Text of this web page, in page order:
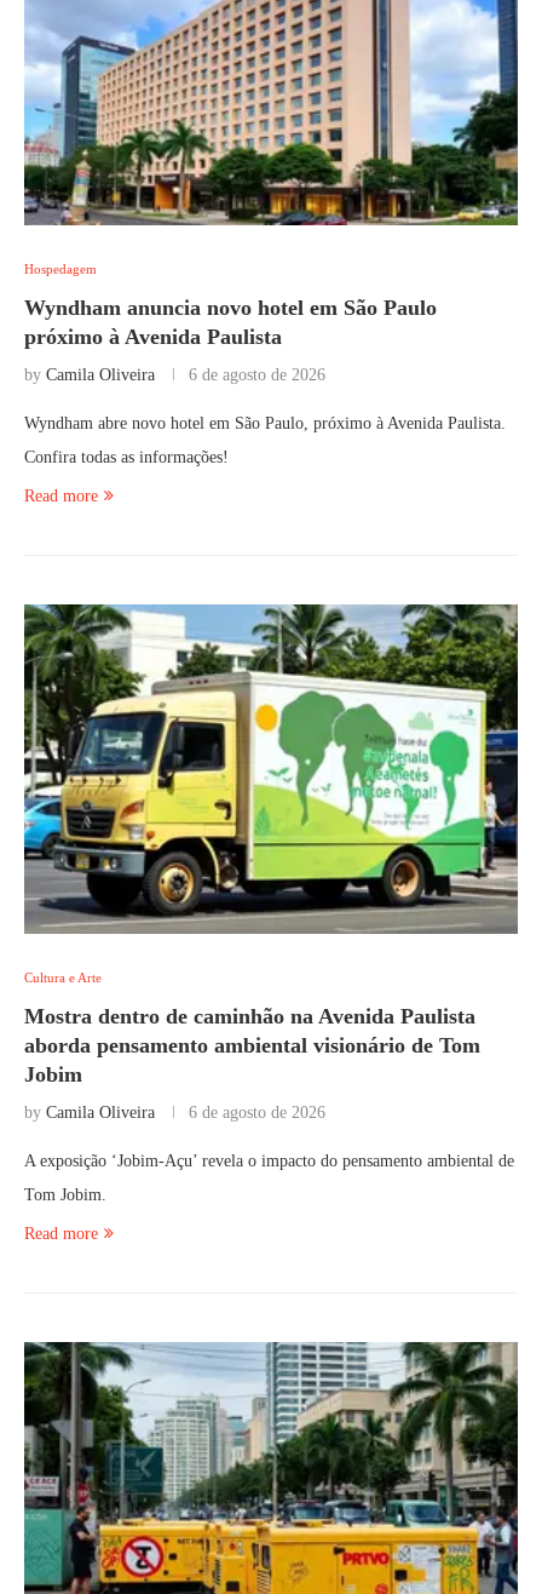
Hospedagem
Wyndham anuncia novo hotel em São Paulo
próximo à Avenida Paulista
by Camila Oliveira 6 de agosto de 2026
Wyndham abre novo hotel em São Paulo, próximo à Avenida Paulista.
Confira todas as informações!
Read more
Cultura e Arte
Mostra dentro de caminhão na Avenida Paulista
aborda pensamento ambiental visionário de Tom
Jobim
by Camila Oliveira 6 de agosto de 2026
A exposição ‘Jobim-Açu’ revela o impacto do pensamento ambiental de
Tom Jobim.
Read more